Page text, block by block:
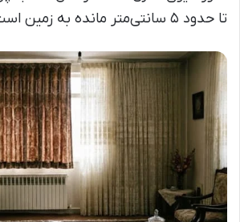
تا حدود ۵ سانتی‌متر مانده به زمین است.